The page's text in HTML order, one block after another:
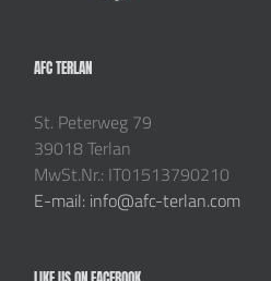
AFC TERLAN
St. Peterweg 79
39018 Terlan
MwSt.Nr.: IT01513790210
E-mail: info@afc-terlan.com